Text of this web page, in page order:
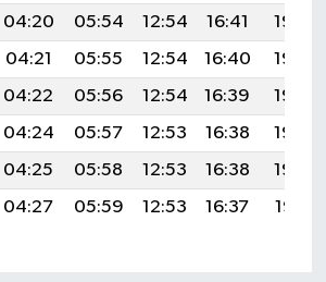
04:20 05:54 12:54 16:41
19:44
04:21 05:55 12:54 16:40
19:43
04:22 05:56 12:54 16:39
19:42
04:24 05:57 12:53 16:38
19:40
04:25 05:58 12:53 16:38
19:39
04:27 05:59 12:53 16:37 19:37